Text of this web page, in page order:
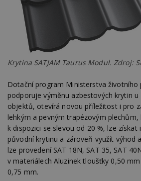
Krytina SATJAM Taurus Modul. Zdroj:
Dotační program Ministerstva
podporuje výměnu azbestových krytin u
objektů, otevírá novou příležitost i pro
lehkým a pevným trapézovým
k dispozici se slevou od 20 %, lze získat
původní krytinu a zároveň využít výhod
lze provedení SAT 18N, SAT 35, SAT
v materiálech Aluzinek tloušťky 0,50
0,75 mm.